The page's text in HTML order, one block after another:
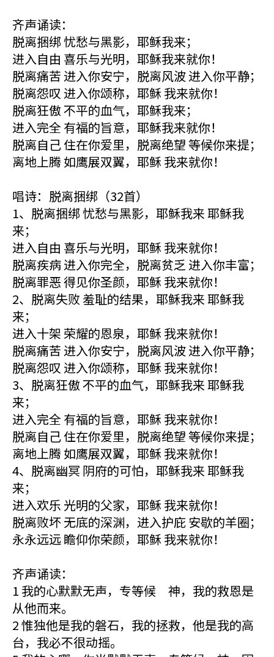
齐声诵读：
脱离捆绑 忧愁与黑影，耶稣我来；
进入自由 喜乐与光明，耶稣我来就你！
脱离痛苦 进入你安宁，脱离风波 进入你平静；
脱离怨叹 进入你颂称，耶稣 我来就你！
脱离狂傲 不平的血气，耶稣我来；
进入完全 有福的旨意，耶稣我来就你！
脱离自己 住在你爱里，脱离绝望 等候你来提；
离地上腾 如鹰展双翼，耶稣 我来就你！
唱诗：脱离捆绑（32首）
1、脱离捆绑 忧愁与黑影，耶稣我来 耶稣我
来；
进入自由 喜乐与光明，耶稣 我来就你！
脱离疾病 进入你完全，脱离贫乏 进入你丰富；
脱离罪恶 得见你圣颜，耶稣 我来就你！
2、脱离失败 羞耻的结果，耶稣我来 耶稣我
来；
进入十架 荣耀的恩泉，耶稣 我来就你！
脱离痛苦 进入你安宁，脱离风波 进入你平静；
脱离怨叹 进入你颂称，耶稣 我来就你！
3、脱离狂傲 不平的血气，耶稣我来 耶稣我
来；
进入完全 有福的旨意，耶稣 我来就你！
脱离自己 住在你爱里，脱离绝望 等候你来提；
离地上腾 如鹰展双翼，耶稣 我来就你！
4、脱离幽冥 阴府的可怕，耶稣我来 耶稣我
来；
进入欢乐 光明的父家，耶稣 我来就你！
脱离败坏 无底的深渊，进入护庇 安歇的羊圈；
永永远远 瞻仰你荣颜，耶稣 我来就你！
齐声诵读：
1 我的心默默无声，专等候 神，我的救恩是
从他而来。
2 惟独他是我的磐石，我的拯救，他是我的高
台，我必不很动摇。